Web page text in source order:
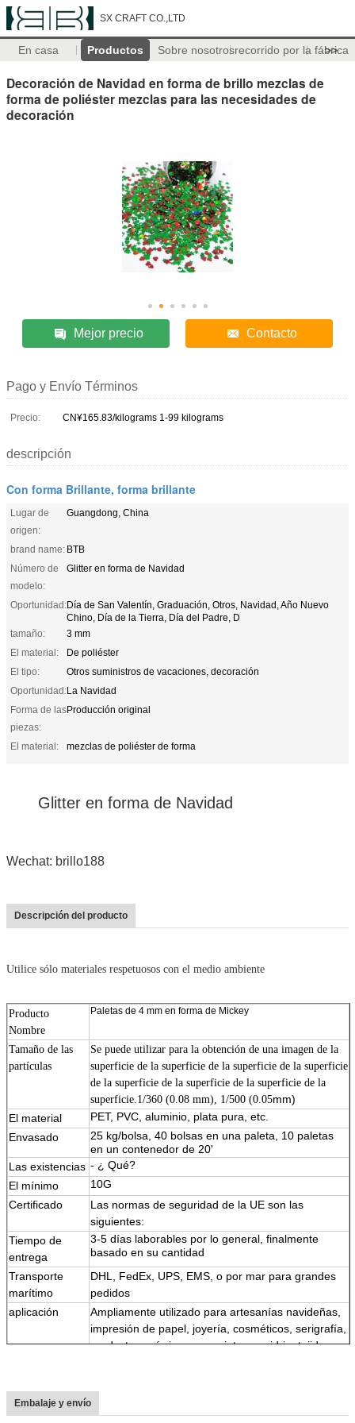
SX CRAFT CO.,LTD
En casa Productos Sobre nosotrosrecorrido por la fábrica
>>
Decoración de Navidad en forma de brillo mezclas de
forma de poliéster mezclas para las necesidades de
decoración
Mejor precio Contacto
Pago y Envío Términos
Precio: CN¥165.83/kilograms 1-99 kilograms
descripción
Con forma Brillante, forma brillante
Lugar de
origen:
Guangdong, China
brand name: BTB
Número de
modelo:
Glitter en forma de Navidad
Oportunidad:Día de San Valentín, Graduación, Otros, Navidad, Año Nuevo
Chino, Día de la Tierra, Día del Padre, D
tamaño:
3 mm
El material:
De poliéster
El tipo:
Otros suministros de vacaciones, decoración
Oportunidad:La Navidad
Forma de las
piezas:
Producción original
El material: mezclas de poliéster de forma
Glitter en forma de Navidad
Wechat: brillo188
Descripción del producto
Utilice sólo materiales respetuosos con el medio ambiente
Producto
Nombre
Paletas de 4 mm en forma de Mickey
Tamaño de las
partículas
Se puede utilizar para la obtención de una imagen de la
superficie de la superficie de la superficie de la superficie
de la superficie de la superficie de la superficie de la
superficie.1/360 (0.08 mm), 1/500 (0.05mm)
El material
PET, PVC, aluminio, plata pura, etc.
Envasado
25 kg/bolsa, 40 bolsas en una paleta, 10 paletas
en un contenedor de 20'
Las existencias - ¿ Qué?
El mínimo
10G
Certificado
Las normas de seguridad de la UE son las
siguientes:
Tiempo de
entrega
3-5 días laborables por lo general, finalmente
basado en su cantidad
Transporte
marítimo
DHL, FedEx, UPS, EMS, o por mar para grandes
pedidos
aplicación
Ampliamente utilizado para artesanías navideñas,
impresión de papel, joyería, cosméticos, serigrafía,
productos químicos para pinturas, vidrio, tejidos,
disolventes y a los ácidos y alcalinos
Embalaje y envío